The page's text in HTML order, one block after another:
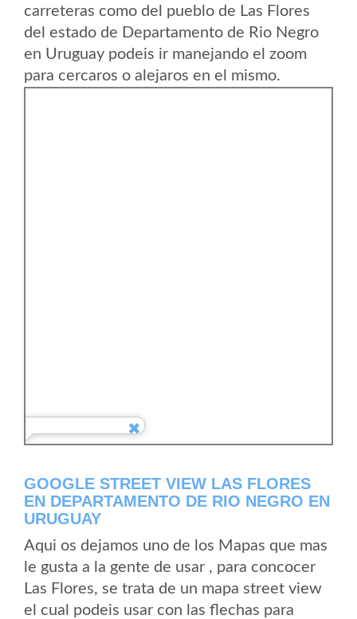
carreteras como del pueblo de Las Flores
del estado de Departamento de Rio Negro
en Uruguay podeis ir manejando el zoom
para cercaros o alejaros en el mismo.
GOOGLE STREET VIEW LAS FLORES
EN DEPARTAMENTO DE RIO NEGRO EN
URUGUAY
Aqui os dejamos uno de los Mapas que mas
le gusta a la gente de usar , para concocer
Las Flores, se trata de un mapa street view
el cual podeis usar con las flechas para